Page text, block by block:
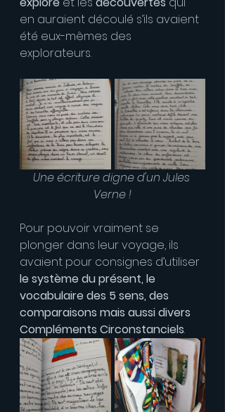
en auraient découlé s’ils avaient
été eux-mêmes des
explorateurs.
Une écriture digne d'un Jules
Verne !
Pour pouvoir vraiment se
plonger dans leur voyage, ils
avaient pour consignes d’utiliser
le système du présent, le
vocabulaire des 5 sens, des
comparaisons mais aussi divers
Compléments Circonstanciels.